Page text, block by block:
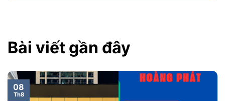
Bài viết gần đây
08
Th8